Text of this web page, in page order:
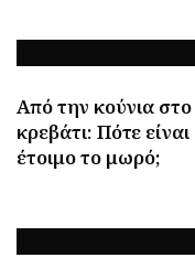
Από την κούνια στο
κρεβάτι: Πότε είναι
έτοιμο το μωρό;